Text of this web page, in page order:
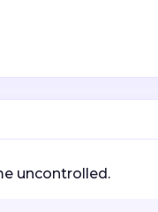
uncontrolled.